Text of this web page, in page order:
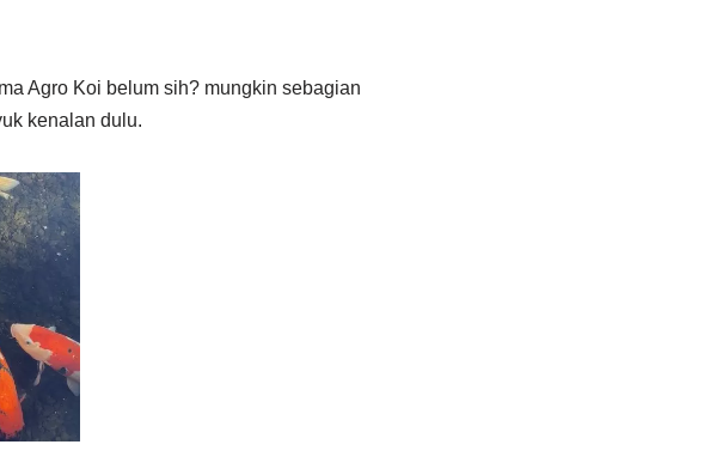
Agro Koi belum sih? mungkin sebagian
kenalan dulu.